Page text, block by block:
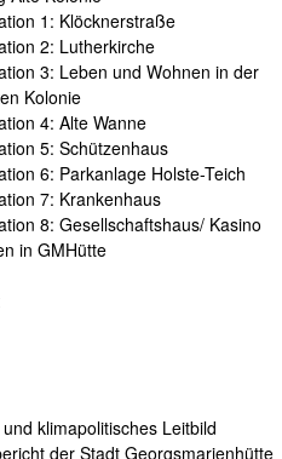
1: Klöcknerstraße
2: Lutherkirche
3: Leben und Wohnen in der
Kolonie
4: Alte Wanne
5: Schützenhaus
6: Parkanlage Holste-Teich
7: Krankenhaus
8: Gesellschaftshaus/ Kasino
in GMHütte
klimapolitisches Leitbild
der Stadt Georgsmarienhütte